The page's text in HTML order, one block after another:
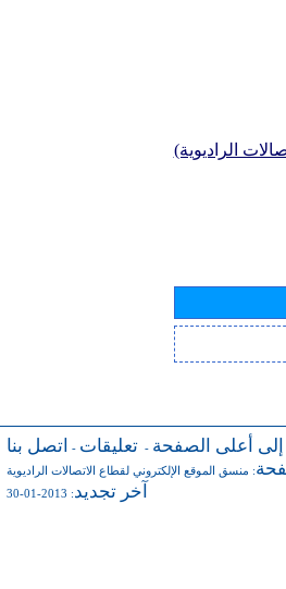
الراديوية)
أعلى الصفحة - تعليقات - اتصل بنا
: منسق الموقع الإلكتروني لقطاع الاتصالات الراديوية
آخر تجديد: 2013-01-30